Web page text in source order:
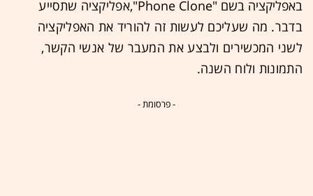
באפליקציה בשם "Phone Clone",
אפליקציה שתסייע
בדבר. מה שעליכם לעשות זה להוריד את האפליקציה
לשני המכשירים ולבצע את המעבר של אנשי הקשר,
התמונות ולוח השנה.
- פרסומת -